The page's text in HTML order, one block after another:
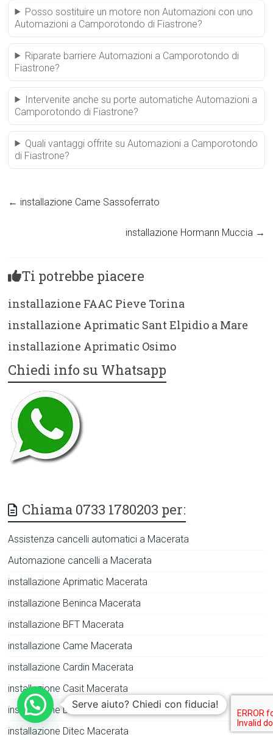
Posso sostituire un motore non Automazioni con uno
Automazioni a Camporotondo di Fiastrone?
Riparate barriere Automazioni a Camporotondo di
Fiastrone?
Intervenite anche su porte automatiche Automazioni a
Camporotondo di Fiastrone?
Quali vantaggi offrite su Automazioni a Camporotondo
di Fiastrone?
← installazione Came Sassoferrato
installazione Hormann Muccia →
Ti potrebbe piacere
installazione FAAC Pieve Torina
installazione Aprimatic Sant Elpidio a Mare
installazione Aprimatic Osimo
Chiedi info su Whatsapp
Chiama 0733 1780203 per:
Assistenza cancelli automatici a Macerata
Automazione cancelli a Macerata
installazione Aprimatic Macerata
installazione Beninca Macerata
installazione BFT Macerata
installazione Came Macerata
installazione Cardin Macerata
installazione Casit Macerata
installazione DEA Automazioni Macerata
installazione Ditec Macerata
Serve aiuto? Chiedi con fiducia!